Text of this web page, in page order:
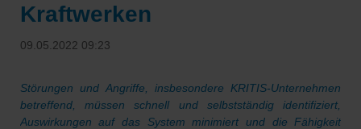
Kraftwerken
09.05.2022 09:23
Störungen und Angriffe, insbesondere KRITIS-Unternehmen
betreffend, müssen schnell und selbstständig identifiziert,
Auswirkungen auf das System minimiert und die Fähigkeit